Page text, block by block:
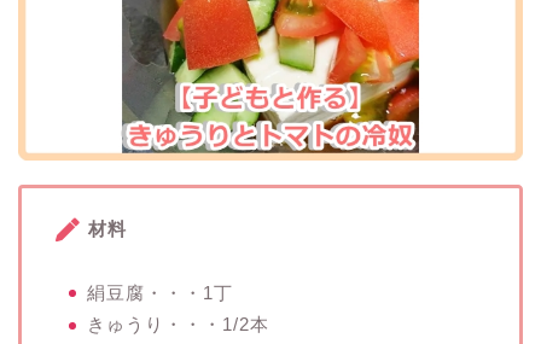
材料
絹豆腐・・・1丁
きゅうり・・・1/2本